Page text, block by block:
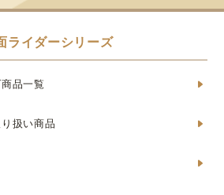
ライダーシリーズ
品一覧
扱い商品